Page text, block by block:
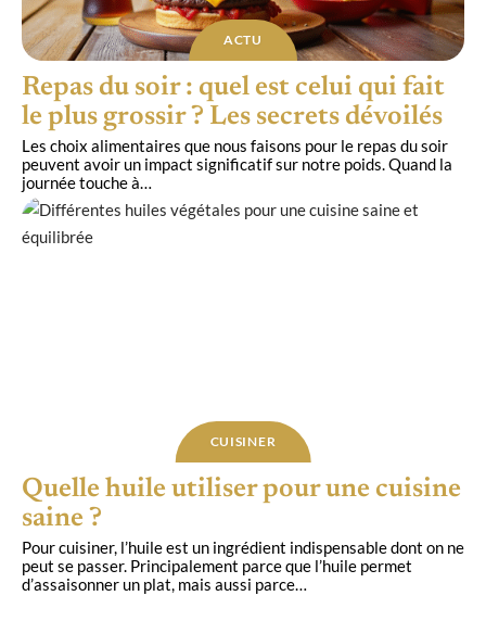
ACTU
Repas du soir : quel est celui qui fait
le plus grossir ? Les secrets dévoilés
Les choix alimentaires que nous faisons pour le repas du soir
peuvent avoir un impact significatif sur notre poids. Quand la
journée touche à…
CUISINER
Quelle huile utiliser pour une cuisine
saine ?
Pour cuisiner, l’huile est un ingrédient indispensable dont on ne
peut se passer. Principalement parce que l’huile permet
d’assaisonner un plat, mais aussi parce…